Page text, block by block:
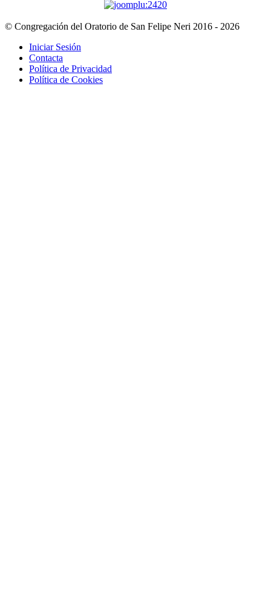
© Congregación del Oratorio de San Felipe Neri 2016 - 2026
Iniciar Sesión
Contacta
Política de Privacidad
Política de Cookies